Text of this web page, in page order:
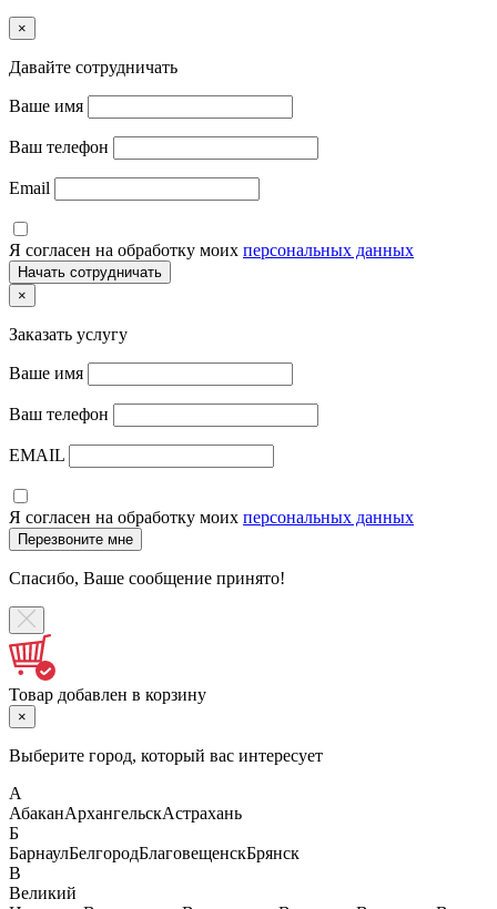
×
Давайте сотрудничать
Ваше имя
Ваш телефон
Email
Я согласен на обработку моих персональных данных
×
Заказать услугу
Ваше имя
Ваш телефон
EMAIL
Я согласен на обработку моих персональных данных
Спасибо, Ваше сообщение принято!
Товар добавлен в корзину
×
Выберите город, который вас интересует
А
АбаканАрхангельскАстрахань
Б
БарнаулБелгородБлаговещенскБрянск
В
Великий